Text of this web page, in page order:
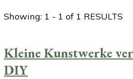
Showing: 1 - 1 of 1 RESULTS
Kleine Kunstwerke
DIY